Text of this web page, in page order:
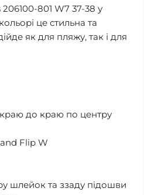
801 W7 37-38 у
це стильна та
як для пляжу, так і для
краю до краю по центру
Flip W
шлейок та ззаду підошви